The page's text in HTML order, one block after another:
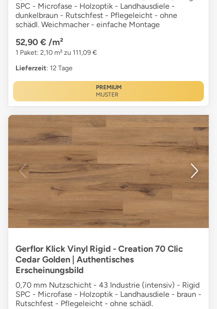
SPC - Microfase - Holzoptik - Landhausdiele -
dunkelbraun - Rutschfest - Pflegeleicht - ohne
schädl. Weichmacher - einfache Montage
52,90 € /m²
1 Paket: 2,10 m² zu 111,09 €
Lieferzeit: 12 Tage
PREMIUM
MUSTER
Gerflor Klick Vinyl Rigid - Creation 70 Clic
Cedar Golden | Authentisches
Erscheinungsbild
0,70 mm Nutzschicht - 43 Industrie (intensiv) - Rigid
SPC - Microfase - Holzoptik - Landhausdiele - braun -
Rutschfest - Pflegeleicht - ohne schädl.